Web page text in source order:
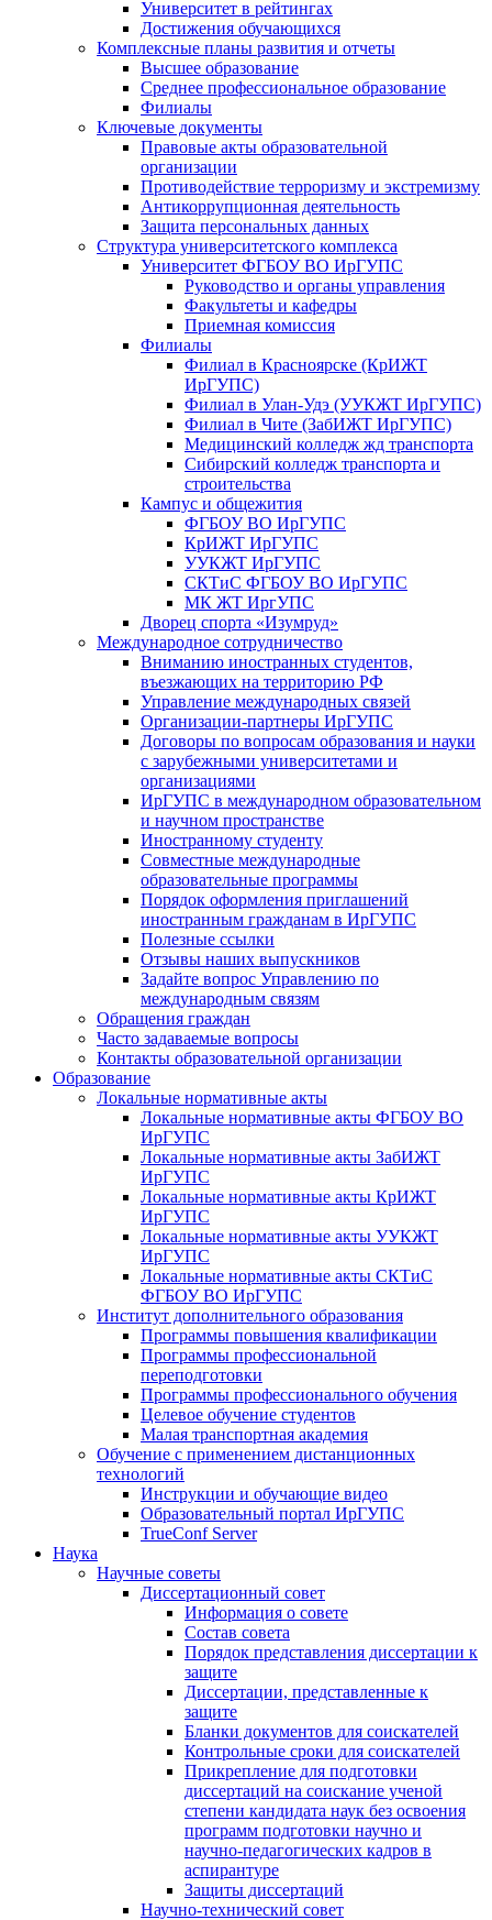
Университет в рейтингах
Достижения обучающихся
Комплексные планы развития и отчеты
Высшее образование
Среднее профессиональное образование
Филиалы
Ключевые документы
Правовые акты образовательной
организации
Противодействие терроризму и экстремизму
Антикоррупционная деятельность
Защита персональных данных
Структура университетского комплекса
Университет ФГБОУ ВО ИрГУПС
Руководство и органы управления
Факультеты и кафедры
Приемная комиссия
Филиалы
Филиал в Красноярске (КрИЖТ
ИрГУПС)
Филиал в Улан-Удэ (УУКЖТ ИрГУПС)
Филиал в Чите (ЗабИЖТ ИрГУПС)
Медицинский колледж жд транспорта
Сибирский колледж транспорта и
строительства
Кампус и общежития
ФГБОУ ВО ИрГУПС
КрИЖТ ИрГУПС
УУКЖТ ИрГУПС
СКТиС ФГБОУ ВО ИрГУПС
МК ЖТ ИргУПС
Дворец спорта «Изумруд»
Международное сотрудничество
Вниманию иностранных студентов,
въезжающих на территорию РФ
Управление международных связей
Организации-партнеры ИрГУПС
Договоры по вопросам образования и науки
с зарубежными университетами и
организациями
ИрГУПС в международном образовательном
и научном пространстве
Иностранному студенту
Совместные международные
образовательные программы
Порядок оформления приглашений
иностранным гражданам в ИрГУПС
Полезные ссылки
Отзывы наших выпускников
Задайте вопрос Управлению по
международным связям
Обращения граждан
Часто задаваемые вопросы
Контакты образовательной организации
Образование
Локальные нормативные акты
Локальные нормативные акты ФГБОУ ВО
ИрГУПС
Локальные нормативные акты ЗабИЖТ
ИрГУПС
Локальные нормативные акты КрИЖТ
ИрГУПС
Локальные нормативные акты УУКЖТ
ИрГУПС
Локальные нормативные акты СКТиС
ФГБОУ ВО ИрГУПС
Институт дополнительного образования
Программы повышения квалификации
Программы профессиональной
переподготовки
Программы профессионального обучения
Целевое обучение студентов
Малая транспортная академия
Обучение с применением дистанционных
технологий
Инструкции и обучающие видео
Образовательный портал ИрГУПС
TrueConf Server
Наука
Научные советы
Диссертационный совет
Информация о совете
Состав совета
Порядок представления диссертации к
защите
Диссертации, представленные к
защите
Бланки документов для соискателей
Контрольные сроки для соискателей
Прикрепление для подготовки
диссертаций на соискание ученой
степени кандидата наук без освоения
программ подготовки научно и
научно-педагогических кадров в
аспирантуре
Защиты диссертаций
Научно-технический совет